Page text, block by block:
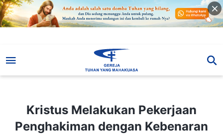
Kristus Melakukan Pekerjaan
Penghakiman dengan Kebenaran